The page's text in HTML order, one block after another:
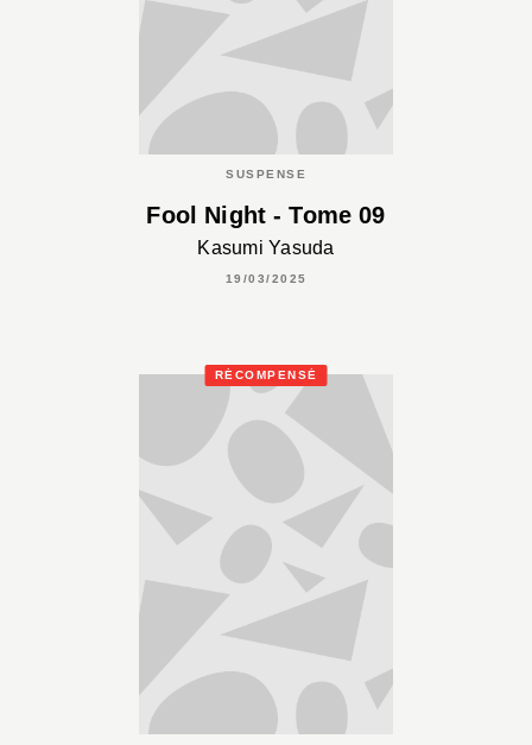
SUSPENSE
Fool Night - Tome 09
Kasumi Yasuda
19/03/2025
RÉCOMPENSÉ